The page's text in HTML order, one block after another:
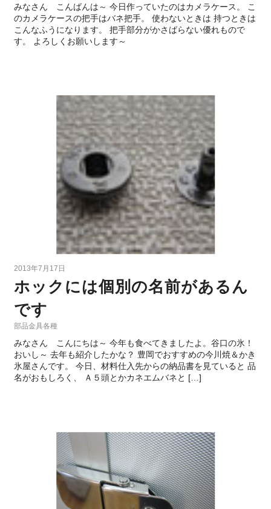
みなさん こんばんは～ 今日作っていたのはカメラケース。 こ
のカメラケースの把手はバネ把手。 使わないときは 持つときは
こんなふうになります。 把手部分がかさばらない優れもので
す。 よろしくお願いします～
2013年7月17日
ホックには個別の名前があるん
です
部品金具各種
みなさん こんにちは～ 今年も食べてきましたよ。谷口の氷！
おいし～ 去年も紹介したかな？ 豊岡でおすすめの今川焼＆かき
氷屋さんです。 今日、材料仕入先からの納品書を見ていると 品
名がおもしろく、 Ａ５頭とかカネエムバネと […]